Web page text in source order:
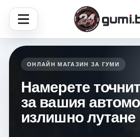
ОНЛАЙН МАГАЗИН ЗА ГУМИ
Намерете
за вашия
излишно лутане